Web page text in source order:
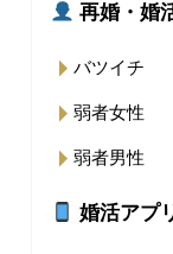
再婚・婚
バツイチ
弱者女性
弱者男性
婚活アプ